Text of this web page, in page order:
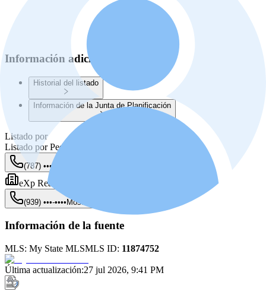
Información adicional
Historial del listado
Información de la Junta de Planificación
Listado por
Listado por Pedro Rivera
(787) •••-••••
eXp Realty Puerto Rico
(939) •••-••••Mostrar
Información de la fuente
MLS: My State MLSMLS ID: 11874752
Última actualización:27 jul 2026, 9:41 PM